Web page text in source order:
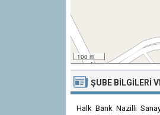
100 m
ŞUBE BILGILERI
Halk Bank Nazilli